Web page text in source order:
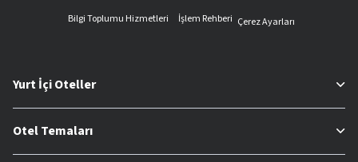
Bilgi Toplumu Hizmetleri
İşlem Rehberi Çerez Ayarları
Yurt İçi Oteller
Otel Temaları